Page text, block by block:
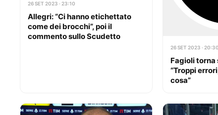
26 SET 2023 · 23:10
Allegri: “Ci hanno etichettato
come dei brocchi”, poi il
commento sullo Scudetto
26 SET 2023 · 20:30
Fagioli torna
“Troppi
cosa”